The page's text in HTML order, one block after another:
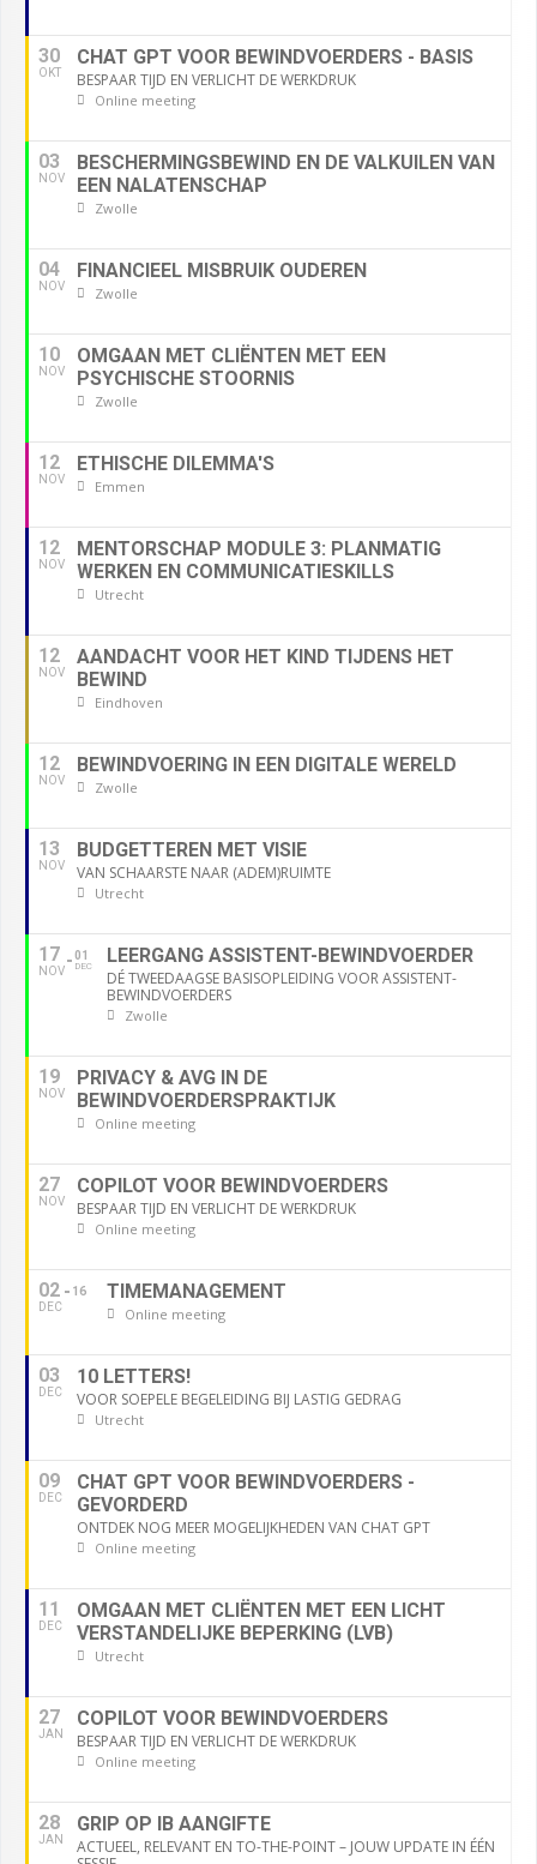
30
OKT
CHAT GPT VOOR BEWINDVOERDERS - BASIS
BESPAAR TIJD EN VERLICHT DE WERKDRUK
Online meeting
03
NOV
BESCHERMINGSBEWIND EN DE VALKUILEN VAN
EEN NALATENSCHAP
Zwolle
04
NOV
FINANCIEEL MISBRUIK OUDEREN
Zwolle
10
NOV
OMGAAN MET CLIËNTEN MET EEN
PSYCHISCHE STOORNIS
Zwolle
12
NOV
ETHISCHE DILEMMA'S
Emmen
12
NOV
MENTORSCHAP MODULE 3: PLANMATIG
WERKEN EN COMMUNICATIESKILLS
Utrecht
12
NOV
AANDACHT VOOR HET KIND TIJDENS HET
BEWIND
Eindhoven
12
NOV
BEWINDVOERING IN EEN DIGITALE WERELD
Zwolle
13
NOV
BUDGETTEREN MET VISIE
VAN SCHAARSTE NAAR (ADEM)RUIMTE
Utrecht
17
NOV
01
DEC LEERGANG ASSISTENT-BEWINDVOERDER
DÉ TWEEDAAGSE BASISOPLEIDING VOOR ASSISTENT-
BEWINDVOERDERS
Zwolle
19
NOV
PRIVACY & AVG IN DE
BEWINDVOERDERSPRAKTIJK
Online meeting
27
NOV
COPILOT VOOR BEWINDVOERDERS
BESPAAR TIJD EN VERLICHT DE WERKDRUK
Online meeting
02
DEC
16 TIMEMANAGEMENT
Online meeting
03
DEC
10 LETTERS!
VOOR SOEPELE BEGELEIDING BIJ LASTIG GEDRAG
Utrecht
09
DEC
CHAT GPT VOOR BEWINDVOERDERS -
GEVORDERD
ONTDEK NOG MEER MOGELIJKHEDEN VAN CHAT GPT
Online meeting
11
DEC
OMGAAN MET CLIËNTEN MET EEN LICHT
VERSTANDELIJKE BEPERKING (LVB)
Utrecht
27
JAN
COPILOT VOOR BEWINDVOERDERS
BESPAAR TIJD EN VERLICHT DE WERKDRUK
Online meeting
28
JAN
GRIP OP IB AANGIFTE
ACTUEEL, RELEVANT EN TO-THE-POINT – JOUW UPDATE IN ÉÉN